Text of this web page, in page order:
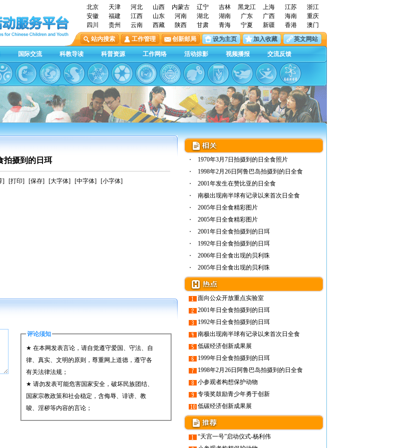
北京 天津 河北 山西 内蒙古 辽宁 吉林 黑龙江 上海 江苏
浙江
安徽
福建 江西 山东 河南 湖北 湖南 广东 广西 海南
重庆
四川
贵州 云南 西藏 陕西 甘肃 青海 宁夏 新疆 香港
澳门
站内搜索
工作管理 创新邮局 设为主页 加入收藏 英文网站
国际交流 科教导读 科普资源 工作网络 活动掠影 视频播报 交流反馈
拍摄到的日珥
] [打印] [保存] [大字体] [中字体] [小字体]
评论须知
★ 在本网发表言论，请自觉遵守爱国、守法、自
律、真实、文明的原则，尊重网上道德，遵守各
有关法律法规；
★ 请勿发表可能危害国家安全，破坏民族团结、
国家宗教政策和社会稳定，含侮辱、诽谤、教
唆、淫秽等内容的言论；
★ 承担一切因您的行为而直接或间接导致的民事
1970年3月7日拍摄到的日全食照片
1998年2月26日阿鲁巴岛拍摄到的日全食
2001年发生在赞比亚的日全食
南极出现南半球有记录以来首次日全食
2005年日全食精彩图片
2005年日全食精彩图片
2001年日全食拍摄到的日珥
1992年日全食拍摄到的日珥
2006年日全食出现的贝利珠
2005年日全食出现的贝利珠
面向公众开放重点实验室
2001年日全食拍摄到的日珥
1992年日全食拍摄到的日珥
南极出现南半球有记录以来首次日全食
低碳经济创新成果展
1999年日全食拍摄到的日珥
1998年2月26日阿鲁巴岛拍摄到的日全食
小参观者构想保护动物
专项奖鼓励青少年勇于创新
低碳经济创新成果展
“天宫一号”启动仪式-杨利伟